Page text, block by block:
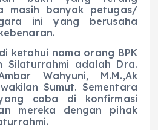
masih banyak petugas/
ini yang berusaha
nama orang BPK
Silaturrahmi adalah Dra.
Wahyuni, M.M.,Ak
Sumut. Sementara
coba di konfirmasi
mereka dengan pihak